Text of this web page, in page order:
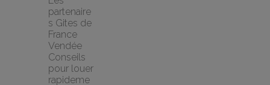
partenaire
s Gites de
France
Vendée
Conseils
pour louer
rapideme